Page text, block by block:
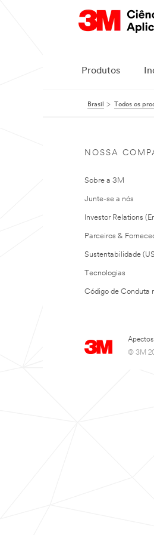
Produtos
Brasil Todos os
NOSSA
Sobre a 3M
Junte-se a nós
Investor Relations
Parceiros &
Sustentabilidade
Tecnologias
Código de Conduta
© 3M